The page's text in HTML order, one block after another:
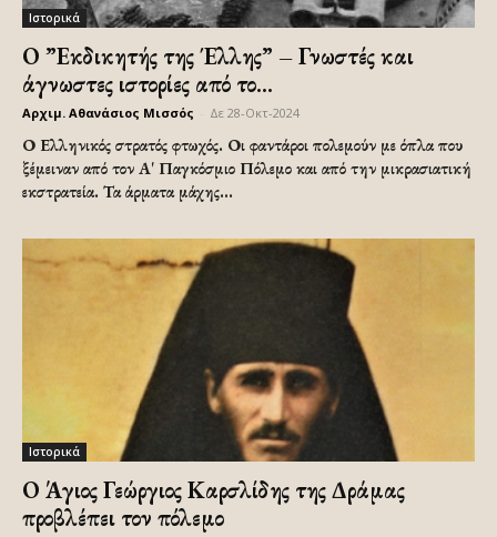
Ιστορικά
Ο ”Εκδικητής της Έλλης” – Γνωστές και
άγνωστες ιστορίες από το...
Αρχιμ. Αθανάσιος Μισσός Δε 28-Οκτ-2024
Ο Ελληνικός στρατός φτωχός. Οι φαντάροι πολεμούν με όπλα που
ξέμειναν από τον Α' Παγκόσμιο Πόλεμο και από την μικρασιατική
εκστρατεία. Τα άρματα μάχης...
Ιστορικά
Ο Άγιος Γεώργιος Καρσλίδης της Δράμας
προβλέπει τον πόλεμο